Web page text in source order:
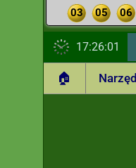
03
05 06
17:26:02
🏠